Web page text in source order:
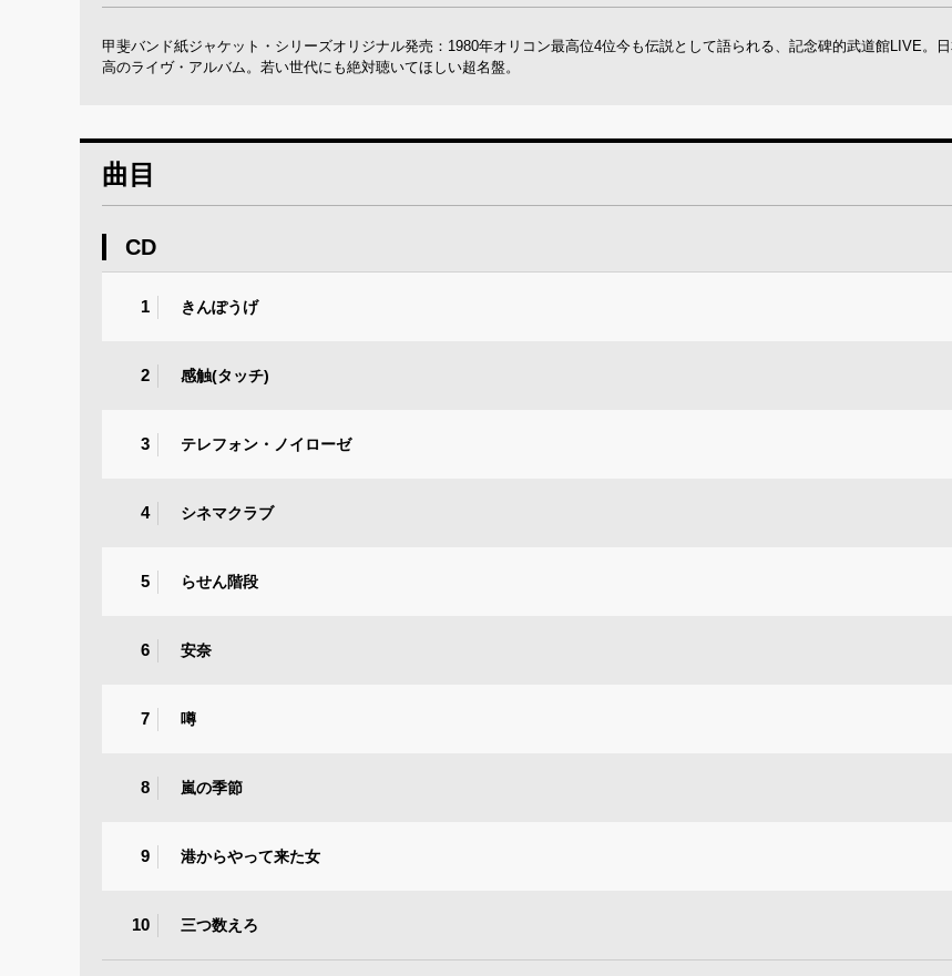
甲斐バンド紙ジャケット・シリーズオリジナル発売：1980年オリコン最高位4位今も伝説として語られる、記念碑的武道館LIVE。
高のライヴ・アルバム。若い世代にも絶対聴いてほしい超名盤。
曲目
CD
1 きんぽうげ
2 感触(タッチ)
3 テレフォン・ノイローゼ
4 シネマクラブ
5 らせん階段
6 安奈
7 噂
8 嵐の季節
9 港からやって来た女
10 三つ数えろ